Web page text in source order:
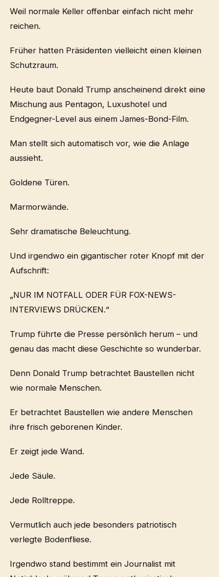
Weil normale Keller offenbar einfach nicht mehr
reichen.
Früher hatten Präsidenten vielleicht einen kleinen
Schutzraum.
Heute baut Donald Trump anscheinend direkt eine
Mischung aus Pentagon, Luxushotel und
Endgegner-Level aus einem James-Bond-Film.
Man stellt sich automatisch vor, wie die Anlage
aussieht.
Goldene Türen.
Marmorwände.
Sehr dramatische Beleuchtung.
Und irgendwo ein gigantischer roter Knopf mit der
Aufschrift:
„NUR IM NOTFALL ODER FÜR FOX-NEWS-
INTERVIEWS DRÜCKEN.“
Trump führte die Presse persönlich herum – und
genau das macht diese Geschichte so wunderbar.
Denn Donald Trump betrachtet Baustellen nicht
wie normale Menschen.
Er betrachtet Baustellen wie andere Menschen
ihre frisch geborenen Kinder.
Er zeigt jede Wand.
Jede Säule.
Jede Rolltreppe.
Vermutlich auch jede besonders patriotisch
verlegte Bodenfliese.
Irgendwo stand bestimmt ein Journalist mit